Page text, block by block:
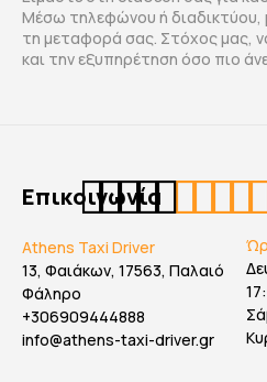
Μέσω τηλεφώνου ή διαδικτύου,
τη μεταφορά σας. Στόχος μας,
και την εξυπηρέτηση όσο πιο
Επικοινωνία
Athens Taxi Driver
13, Φαιάκων, 17563, Παλαιό
Φάληρο
+306909444888
info@athens-taxi-driver.gr